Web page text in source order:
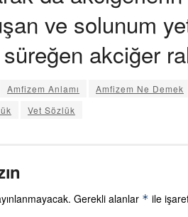
ve solunum
akciğer
Amfizem Anlamı Amfizem Ne Demek
Vet Sözlük
Gerekli alanlar * ile